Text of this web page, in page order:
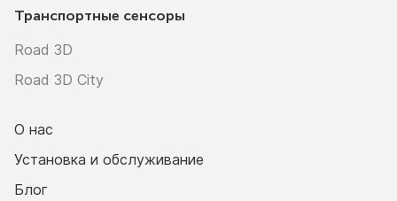
Транспортные сенсоры
Road 3D
Road 3D City
О нас
Установка и обслуживание
Блог